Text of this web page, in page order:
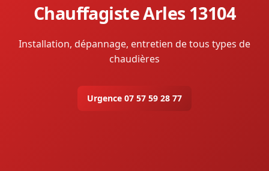
Chauffagiste Arles 13104
Installation, dépannage, entretien de tous types de
chaudières
Urgence 07 57 59 28 77